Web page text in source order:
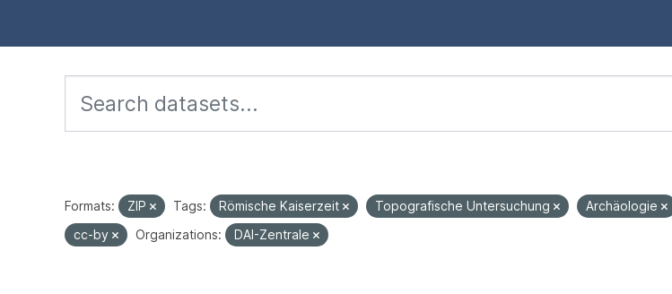
Formats: ZIP Tags: Römische Kaiserzeit Topografische Untersuchung Archäologie
cc-by
Organizations: DAI-Zentrale